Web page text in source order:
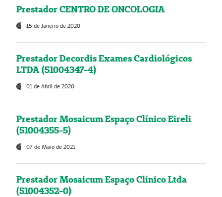
Prestador CENTRO DE ONCOLOGIA
15 de Janeiro de 2020
Prestador Decordis Exames Cardiológicos
LTDA (51004347-4)
01 de Abril de 2020
Prestador Mosaicum Espaço Clínico Eireli
(51004355-5)
07 de Maio de 2021
Prestador Mosaicum Espaço Clínico Ltda
(51004352-0)